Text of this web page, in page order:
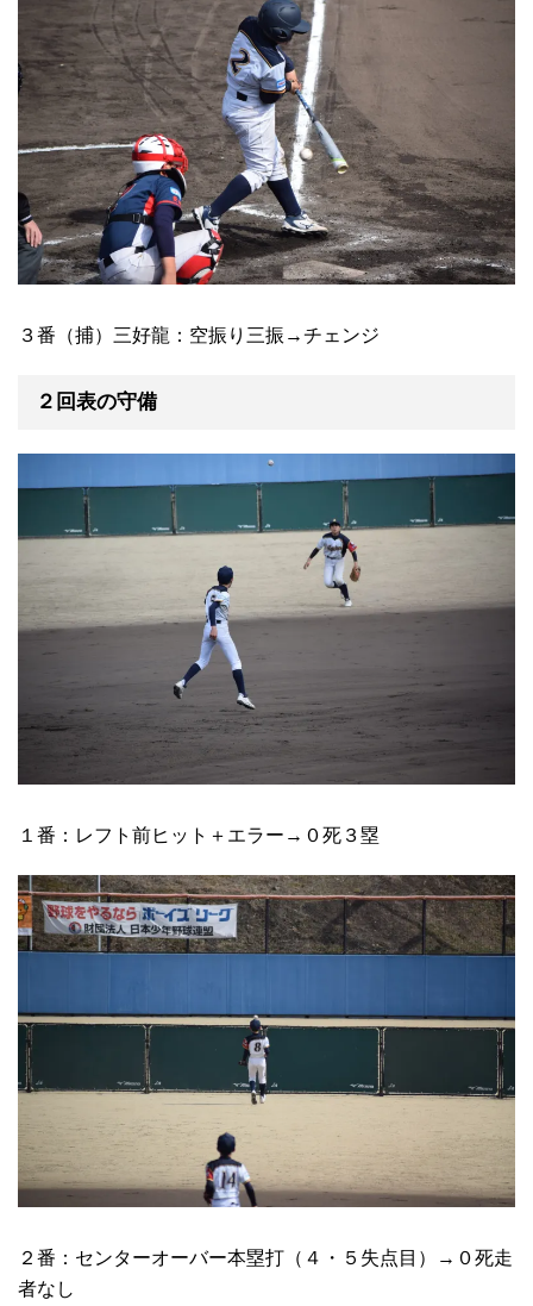
３番（捕）三好龍：空振り三振→チェンジ
２回表の守備
１番：レフト前ヒット＋エラー→０死３塁
２番：センターオーバー本塁打（４・５失点目）→０死走
者なし